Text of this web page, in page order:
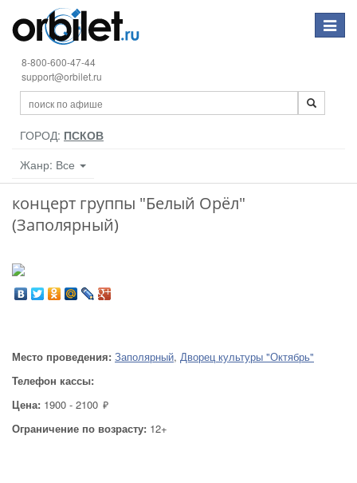
Toggle
8-800-600-47-44
support@orbilet.ru
ГОРОД: ПСКОВ
Жанр: Все
концерт группы "Белый Орёл"
(Заполярный)
Место проведения: Заполярный, Дворец культуры "Октябрь"
Телефон кассы:
Цена: 1900 - 2100 руб.
Ограничение по возрасту: 12+